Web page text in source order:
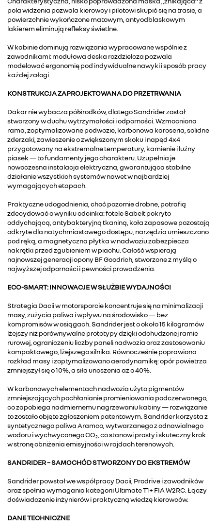
pola widzenia pozwala kierowcy i pilotowi skupić się na trasie, a
powierzchnie wykończone matowym, antyodblaskowym
lakierem eliminują refleksy świetlne.
W kabinie dominują rozwiązania wypracowane wspólnie z
zawodnikami: modułowa deska rozdzielcza pozwala
modelować ergonomię pod indywidualne nawyki i sposób pracy
każdej załogi.
KONSTRUKCJA ZAPROJEKTOWANA DO PRZETRWANIA
Dakar nie wybacza półśrodków, dlatego Sandrider został
stworzony w duchu wytrzymałości i odporności. Wzmocniona
rama, zoptymalizowane podwozie, karbonowa karoseria, solidne
zderzaki, zawieszenie o zwiększonym skoku i napęd 4x4
przygotowany na ekstremalne temperatury, kamienie i luźny
piasek — to fundamenty jego charakteru. Uzupełnia je
nowoczesna instalacja elektryczna, gwarantująca stabilne
działanie wszystkich systemów nawet w najbardziej
wymagających etapach.
Praktyczne udogodnienia, choć pozornie drobne, potrafią
zdecydować o wyniku odcinka: fotele Sabelt pokryto
oddychającą, antybakteryjną tkaniną, koła zapasowe pozostają
odkryte dla natychmiastowego dostępu, narzędzia umieszczono
pod ręką, a magnetyczna płytka w nadwoziu zabezpiecza
nakrętki przed zgubieniem w piachu. Całość wspierają
najnowszej generacji opony BF Goodrich, stworzone z myślą o
najwyższej odporności i pewności prowadzenia.
ECO-SMART: INNOWACJE W SŁUŻBIE WYDAJNOŚCI
Strategia Dacii w motorsporcie koncentruje się na minimalizacji
masy, zużycia paliwa i wpływu na środowisko — bez
kompromisów w osiągach. Sandrider jest o około 15 kilogramów
lżejszy niż porównywalne prototypy dzięki odchudzonej ramie
rurowej, ograniczeniu liczby paneli nadwozia oraz zastosowaniu
kompaktowego, lżejszego silnika. Równocześnie poprawiono
rozkład masy i zoptymalizowano aerodynamikę: opór powietrza
zmniejszył się o 10%, a siła unoszenia aż o 40%.
W karbonowych elementach nadwozia użyto pigmentów
zmniejszających pochłanianie promieniowania podczerwonego,
co zapobiega nadmiernemu nagrzewaniu kabiny — rozwiązanie
to zostało objęte zgłoszeniem patentowym. Sandrider korzysta z
syntetycznego paliwa Aramco, wytwarzanego z odnawialnego
wodoru i wychwyconego CO₂, co stanowi prosty i skuteczny krok
w stronę obniżenia emisyjności w rajdach terenowych.
SANDRIDER – SAMOCHÓD STWORZONY DO EKSTREMÓW
Sandrider powstał we współpracy Dacii, Prodrive i zawodników
oraz spełnia wymagania kategorii Ultimate T1+ FIA W2RC. Łączy
doświadczenie inżynierów i praktyczną wiedzę kierowców.
DANE TECHNICZNE